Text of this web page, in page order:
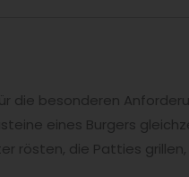
die besonderen
eines Burgers
rösten, die Patties